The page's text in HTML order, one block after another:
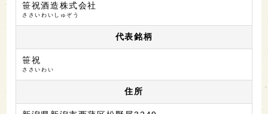
笹祝酒造株式会社
ささいわいしゅぞう
代表銘柄
笹祝
ささいわい
住所